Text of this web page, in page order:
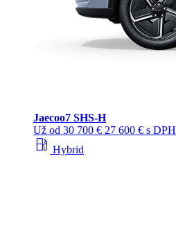
Jaecoo7 SHS-H
Už od 30 700 € 27 600 € s DPH
local_gas_station Hybrid